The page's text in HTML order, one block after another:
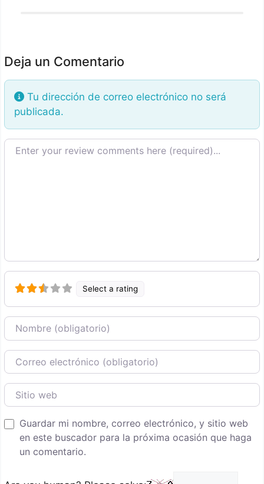
Deja un Comentario
Tu dirección de correo electrónico no será
publicada.
Texto de la reseña
Select a rating
Nombre
Correo Electronico
Sitio web
Guardar mi nombre, correo electrónico, y sitio web
en este buscador para la próxima ocasión que haga
un comentario.